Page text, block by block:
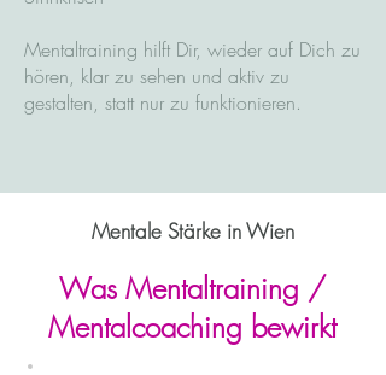
Mentaltraining hilft Dir, wieder auf Dich zu
hören, klar zu sehen und aktiv zu
gestalten, statt nur zu funktionieren.
Mentale Stärke in Wien
Was Mentaltraining /
Mentalcoaching bewirkt